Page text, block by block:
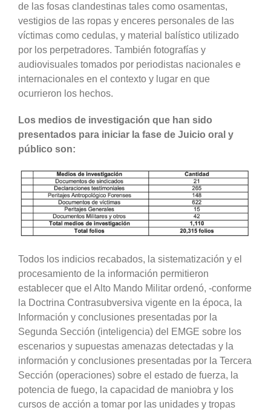
de las fosas clandestinas tales como osamentas,
vestigios de las ropas y enceres personales de las
víctimas como cedulas, y material balístico utilizado
por los perpetradores. También fotografías y
audiovisuales tomados por periodistas nacionales e
internacionales en el contexto y lugar en que
ocurrieron los hechos.
Los medios de investigación que han sido
presentados para iniciar la fase de Juicio oral y
público son:
Todos los indicios recabados, la sistematización y el
procesamiento de la información permitieron
establecer que el Alto Mando Militar ordenó, -conforme
la Doctrina Contrasubversiva vigente en la época, la
Información y conclusiones presentadas por la
Segunda Sección (inteligencia) del EMGE sobre los
escenarios y supuestas amenazas detectadas y la
información y conclusiones presentadas por la Tercera
Sección (operaciones) sobre el estado de fuerza, la
potencia de fuego, la capacidad de maniobra y los
cursos de acción a tomar por las unidades y tropas